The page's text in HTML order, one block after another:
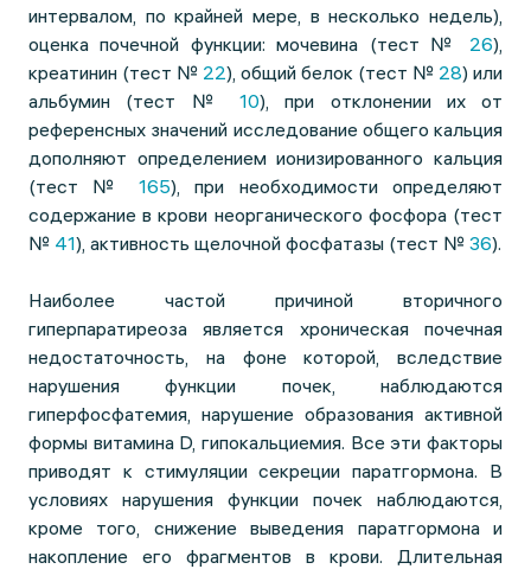
интервалом, по крайней мере, в несколько недель),
оценка почечной функции: мочевина (тест № 26),
креатинин (тест № 22), общий белок (тест № 28) или
альбумин (тест № 10), при отклонении их от
референсных значений исследование общего кальция
дополняют определением ионизированного кальция
(тест № 165), при необходимости определяют
содержание в крови неорганического фосфора (тест
№ 41), активность щелочной фосфатазы (тест № 36).
Наиболее частой причиной вторичного
гиперпаратиреоза является хроническая почечная
недостаточность, на фоне которой, вследствие
нарушения функции почек, наблюдаются
гиперфосфатемия, нарушение образования активной
формы витамина D, гипокальциемия. Все эти факторы
приводят к стимуляции секреции паратгормона. В
условиях нарушения функции почек наблюдаются,
кроме того, снижение выведения паратгормона и
накопление его фрагментов в крови. Длительная